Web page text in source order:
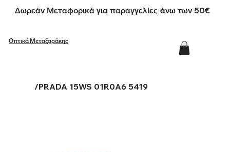
Δωρεάν Μεταφορικά για παραγγελίες άνω των 50€
Οπτικά Μεταξαράκης
/PRADA 15WS 01R0A6 5419